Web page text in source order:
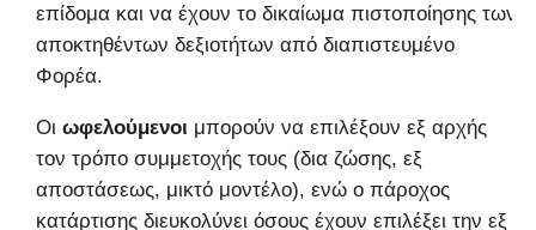
επίδομα και να έχουν το δικαίωμα πιστοποίησης των
αποκτηθέντων δεξιοτήτων από διαπιστευμένο
Φορέα.
Οι ωφελούμενοι μπορούν να επιλέξουν εξ αρχής
τον τρόπο συμμετοχής τους (δια ζώσης, εξ
αποστάσεως, μικτό μοντέλο), ενώ ο πάροχος
κατάρτισης διευκολύνει όσους έχουν επιλέξει την εξ